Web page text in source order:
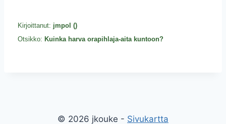
Kirjoittanut: jmpol ()
Otsikko: Kuinka harva orapihlaja-aita kuntoon?
© 2026 jkouke - Sivukartta